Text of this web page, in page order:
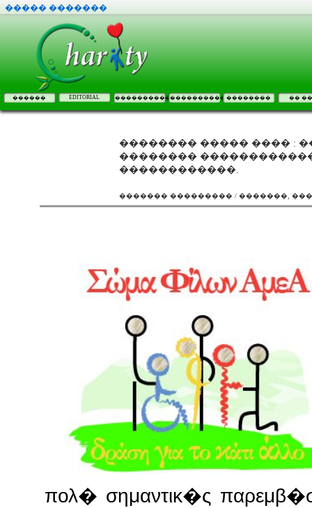
����� �������
������ EDITORIAL �������������������� �������� ��
�������� ����� ���� :
��������
������������.
������� ��������� / �������,
πολ� σημαντικ�ς